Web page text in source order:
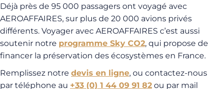
Déjà près de 95 000 passagers ont voyagé avec
AEROAFFAIRES, sur plus de 20 000 avions privés
différents. Voyager avec AEROAFFAIRES c’est aussi
soutenir notre programme Sky CO2, qui propose de
financer la préservation des écosystèmes en France.
Remplissez notre devis en ligne, ou contactez-nous
par téléphone au +33 (0) 1 44 09 91 82 ou par mail